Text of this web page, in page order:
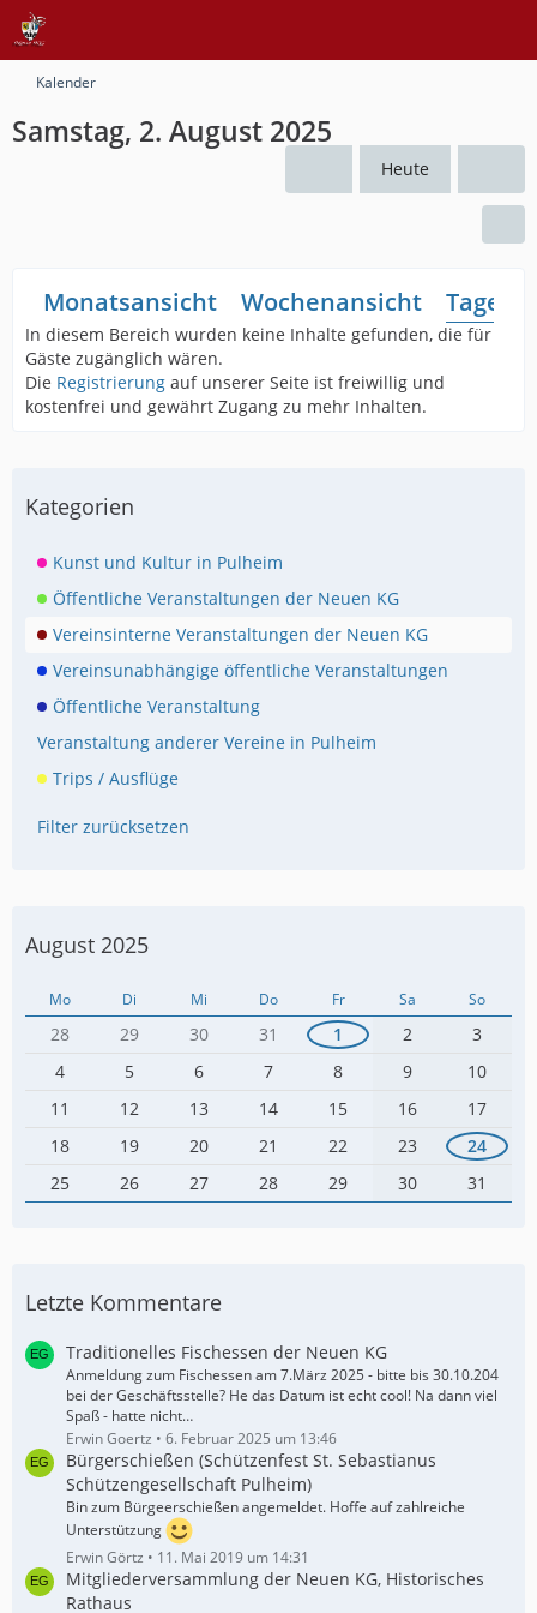
Kalender
Samstag, 2. August 2025
Heute
Monatsansicht Wochenansicht
In diesem Bereich wurden keine Inhalte gefunden, die für
Gäste zugänglich wären.
Die Registrierung auf unserer Seite ist freiwillig und
kostenfrei und gewährt Zugang zu mehr Inhalten.
Kategorien
Kunst und Kultur in Pulheim
Öffentliche Veranstaltungen der Neuen KG
Vereinsinterne Veranstaltungen der Neuen KG
Vereinsunabhängige öffentliche Veranstaltungen
Öffentliche Veranstaltung
Veranstaltung anderer Vereine in Pulheim
Trips / Ausflüge
Filter zurücksetzen
August 2025
Mo Di Mi Do Fr Sa So
28 29 30 31 1 2
3
4
5 6 7 8 9
10
11
12 13 14 15 16
17
18
19 20 21 22 23
24
25
26 27 28 29 30 31
Letzte Kommentare
Traditionelles Fischessen der Neuen KG
Anmeldung zum Fischessen am 7.März 2025 - bitte bis 30.10.204
bei der Geschäftsstelle? He das Datum ist echt cool! Na dann viel
Spaß - hatte nicht…
Erwin Goertz
6. Februar 2025 um 13:46
Bürgerschießen (Schützenfest St. Sebastianus
Schützengesellschaft Pulheim)
Bin zum Bürgeerschießen angemeldet. Hoffe auf zahlreiche
Unterstützung
Erwin Görtz
11. Mai 2019 um 14:31
Mitgliederversammlung der Neuen KG, Historisches
Rathaus